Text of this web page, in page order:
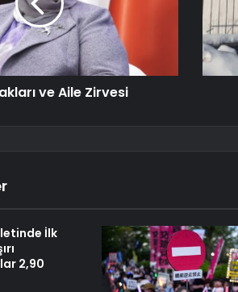
ve Aile Zirvesi
İlk
2,90